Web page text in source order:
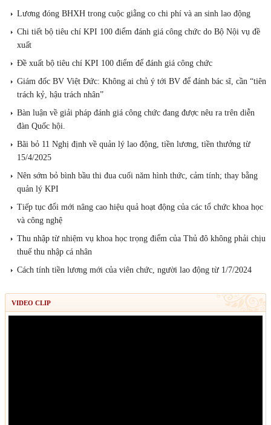
Lương đóng BHXH trong cuộc giằng co chi phí và an sinh lao động
Chi tiết bộ tiêu chí KPI 100 điểm đánh giá công chức do Bộ Nội vụ đề
xuất
Đề xuất bộ tiêu chí KPI 100 điểm để đánh giá công chức
Giám đốc BV Việt Đức: Không ai chủ ý tới BV để đánh bác sĩ, cần “tiên
trách kỷ, hậu trách nhân”
Bàn luận về giải pháp đánh giá công chức đang được nêu ra trên diễn
đàn Quốc hội.
Bãi bỏ 11 Nghị định về quản lý lao động, tiền lương, tiền thưởng từ
15/4/2025
Nên sớm bỏ bình bầu thi đua cuối năm hình thức, cảm tính; thay bằng
quản lý KPI
Tiếp tục đổi mới nâng cao hiệu quả hoạt động của các tổ chức khoa học
và công nghệ
Thu nhập từ nhiệm vụ khoa học trọng điểm của Thủ đô không phải chịu
thuế thu nhập cá nhân
Cách tính tiền lương mới của viên chức, người lao động từ 1/7/2024
VIDEO CLIP